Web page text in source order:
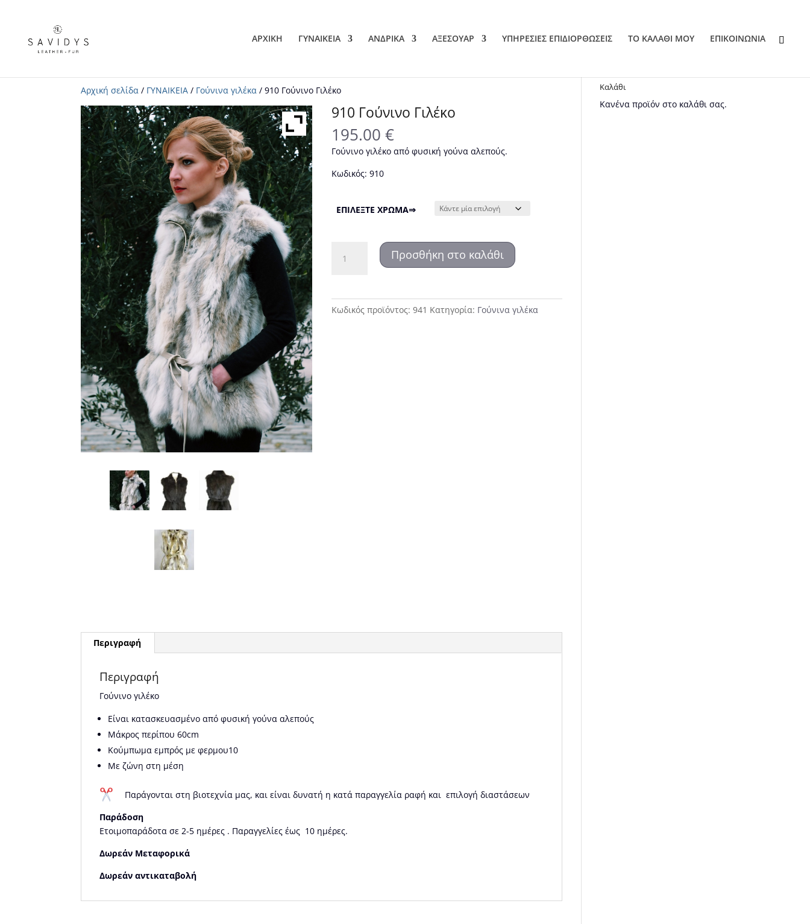
ΑΡΧΙΚΗ ΓΥΝΑΙΚΕΙΑ ΑΝΔΡΙΚΑ ΑΞΕΣΟΥΑΡ ΥΠΗΡΕΣΙΕΣ ΕΠΙΔΙΟΡΘΩΣΕΙΣ ΤΟ ΚΑΛΑΘΙ ΜΟΥ EΠΙΚΟΙΝΩΝΙΑ
Αρχική σελίδα / ΓΥΝΑΙΚΕΙΑ / Γούνινα γιλέκα / 910 Γούνινο Γιλέκο
910 Γούνινο Γιλέκο
195.00 €
Γούνινο γιλέκο από φυσική γούνα αλεπούς.
Κωδικός: 910
ΕΠΙΛΕΞΤΕ ΧΡΩΜΑ⇒
Γούνινο
Προσθήκη στο καλάθι
Κωδικός προϊόντος: 941 Κατηγορία: Γούνινα γιλέκα
Περιγραφή
Περιγραφή
Γούνινο γιλέκο
Είναι κατασκευασμένο από φυσική γούνα αλεπούς
Μάκρος περίπου 60cm
Κούμπωμα εμπρός με φερμου10
Με ζώνη στη μέση
Παράγονται στη βιοτεχνία μας, και είναι δυνατή η κατά παραγγελία ραφή και επιλογή διαστάσεων
Παράδοση
Ετοιμοπαράδοτα σε 2-5 ημέρες . Παραγγελίες έως 10 ημέρες.
Δωρεάν Μεταφορικά
Δωρεάν αντικαταβολή
Καλάθι
Κανένα προϊόν στο καλάθι σας.